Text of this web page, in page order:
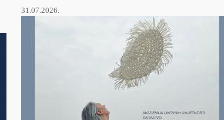
31.07.2026.